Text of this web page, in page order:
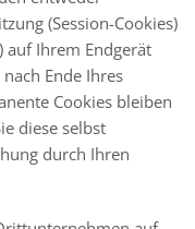
(Session-Cookies)
auf Ihrem Endgerät
Ende Ihres
Cookies bleiben
diese selbst
durch Ihren